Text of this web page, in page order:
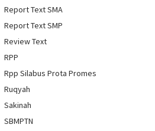
Report Text SMA
Report Text SMP
Review Text
RPP
Rpp Silabus Prota Promes
Ruqyah
Sakinah
SBMPTN